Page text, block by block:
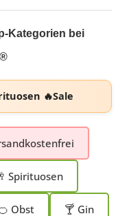
Kategorien bei
🔥Sale
Spirituosen
Obst 🍸 Gin